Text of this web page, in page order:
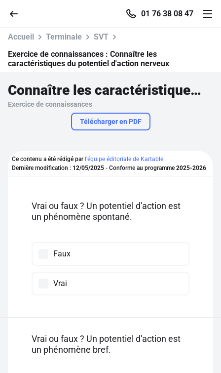
01 76 38 08 47
Parcourir
Se connecter
Pour profiter de 10 contenus offerts.
Accueil Terminale
SVT
Exercice de connaissances : Connaître les
caractéristiques du potentiel d'action nerveux
Connaître les caractéristiques du potentiel d'action nerveux
Exercice de connaissances
Télécharger en PDF
Ce contenu a été rédigé par l'équipe éditoriale de Kartable.
Dernière modification : 12/05/2025 - Conforme au programme 2025-2026
Vrai ou faux ? Un potentiel d'action est
un phénomène spontané.
Faux
Vrai
Vrai ou faux ? Un potentiel d'action est
un phénomène bref.